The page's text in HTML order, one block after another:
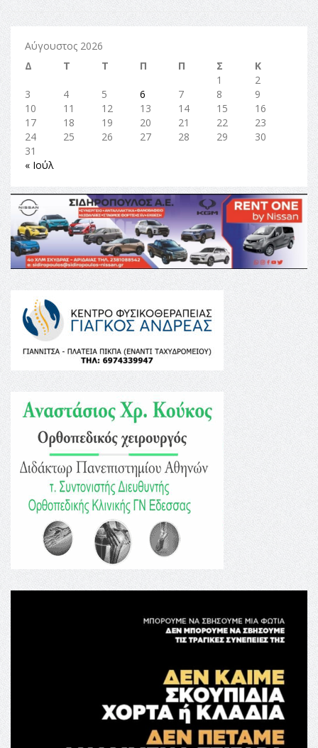
Αύγουστος 2026
Δ
Τ Τ Π Π Σ
Κ
1
2
3
4 5 6 7 8
9
10
11 12 13 14 15
16
17
18 19 20 21 22
23
24
25 26 27 28 29
30
31
« Ιούλ